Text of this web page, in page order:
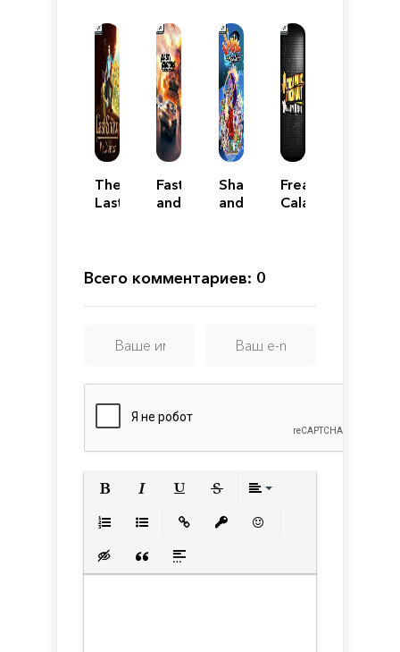
The
Last
Chardish
Fast
and
Shantae
and
Freakout:
Calamity
Всего комментариев: 0
Вставка скрытого текста
Вставка цитаты
Вставка спойлера